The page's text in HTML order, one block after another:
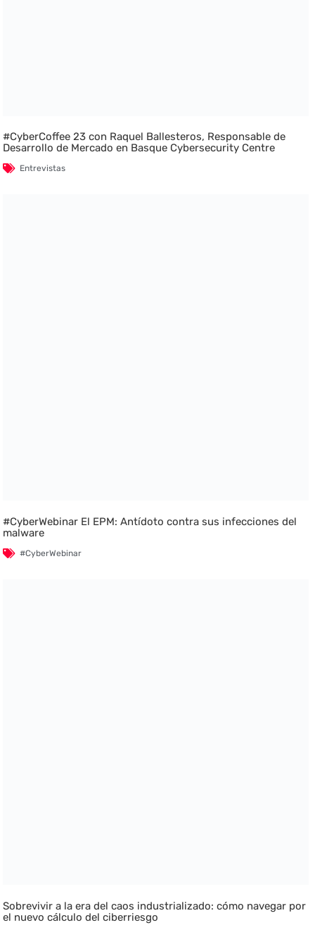
#CyberCoffee 23 con Raquel Ballesteros, Responsable de
Desarrollo de Mercado en Basque Cybersecurity Centre
Entrevistas
#CyberWebinar El EPM: Antídoto contra sus infecciones del
malware
#CyberWebinar
Sobrevivir a la era del caos industrializado: cómo navegar por
el nuevo cálculo del ciberriesgo